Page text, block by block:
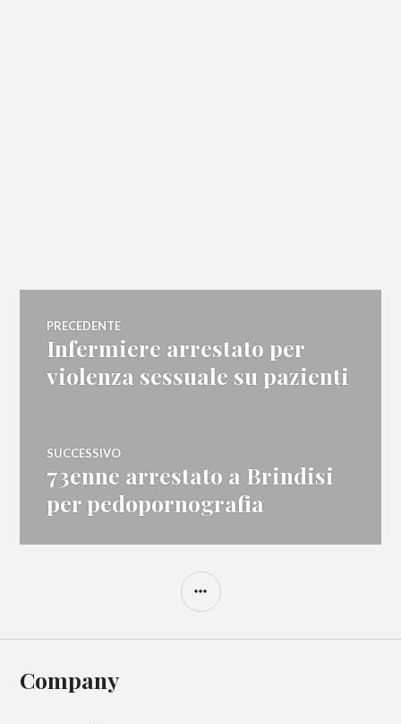
Navigazione
articoli
PRECEDENTE
Articolo
precedente:
Infermiere arrestato per
violenza sessuale su pazienti
SUCCESSIVO
Articolo
successivo:
73enne arrestato a Brindisi
per pedopornografia
BARRA
Company